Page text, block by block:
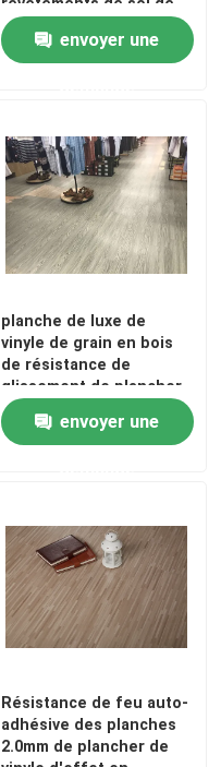
revêtements de sol de
dalles de vinyle de luxe
en mat ou brillant
surface brillante et 7,25
envoyer une
planche de luxe de
vinyle de grain en bois
de résistance de
glissement de plancher
de 2mm LVT parquetant
l'adhésifenvoyer une
Résistance de feu auto-
adhésive des planches
2.0mm de plancher de